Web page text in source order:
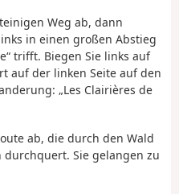
Weg ab, dann
in einen großen Abstieg
trifft. Biegen Sie links auf
auf der linken Seite auf den
„Les Clairières de
ab, die durch den Wald
Sie gelangen zu